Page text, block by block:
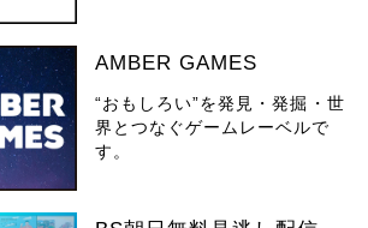
AMBER GAMES
“おもしろい”を発見・発掘・世
界とつなぐゲームレーベルで
す。